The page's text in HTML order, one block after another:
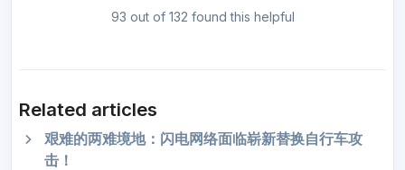
93 out of 132 found this helpful
Related articles
艰难的两难境地：闪电网络面临崭新替换自行车攻
击！